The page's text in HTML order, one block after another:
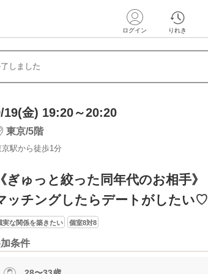
ログイン りれき
しました
19(金) 19:20～20:20
東京/5階
京駅から徒歩1分
《ぎゅっと絞った同年代のお相手》
ッチングしたらデートがしたい♡
実な関係を築きたい 個室8対8
条件